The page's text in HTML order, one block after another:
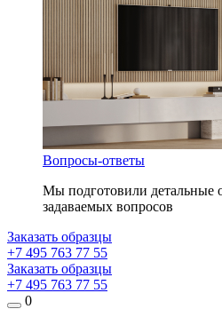
Вопросы-ответы
Мы подготовили детальные
задаваемых вопросов
Заказать образцы
+7 495 763 77 55
Заказать образцы
+7 495 763 77 55
0